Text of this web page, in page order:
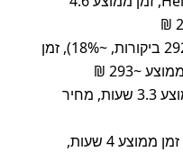
SeaJets – דירוג 4.5/5 (292 ביקורות, ~18%), זמן
Seajets (~17%), זמן ממוצע 3.3 שעות, מחיר
Minoan Lines (~12%), זמן ממוצע 4 שעות,